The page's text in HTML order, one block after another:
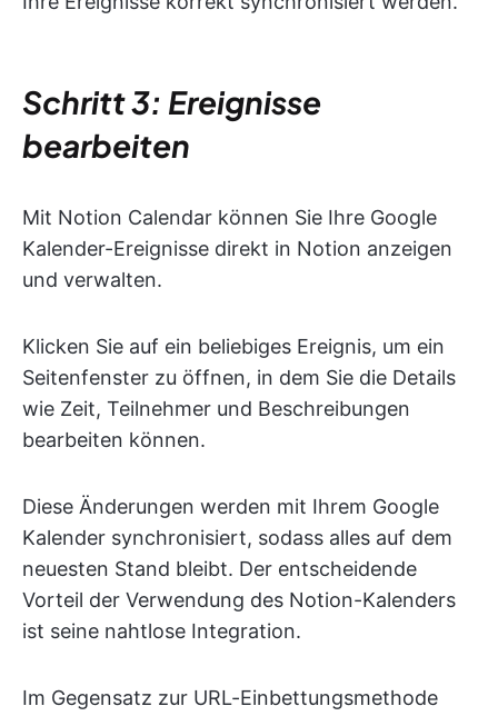
Schritt 3: Ereignisse
bearbeiten
Mit Notion Calendar können Sie Ihre Google
Kalender-Ereignisse direkt in Notion anzeigen
und verwalten.
Klicken Sie auf ein beliebiges Ereignis, um ein
Seitenfenster zu öffnen, in dem Sie die Details
wie Zeit, Teilnehmer und Beschreibungen
bearbeiten können.
Diese Änderungen werden mit Ihrem Google
Kalender synchronisiert, sodass alles auf dem
neuesten Stand bleibt. Der entscheidende
Vorteil der Verwendung des Notion-Kalenders
ist seine nahtlose Integration.
Im Gegensatz zur URL-Einbettungsmethode